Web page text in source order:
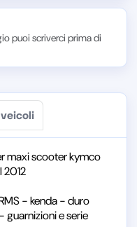
puoi scriverci prima di
maxi scooter kymco
2012
- kenda - duro
e serie